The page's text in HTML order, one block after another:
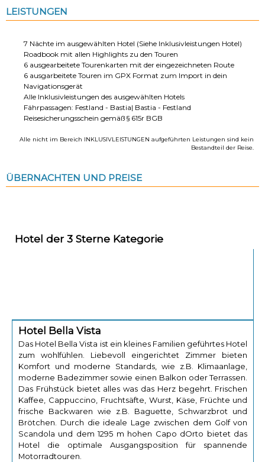
LEISTUNGEN
7 Nächte im ausgewählten Hotel (Siehe Inklusivleistungen Hotel)
Roadbook mit allen Highlights zu den Touren
6 ausgearbeitete Tourenkarten mit der eingezeichneten Route
6 ausgarbeitete Touren im GPX Format zum Import in dein
Navigationsgerät
Alle Inklusivleistungen des ausgewählten Hotels
Fährpassagen: Festland - Bastia| Bastia - Festland
Reisesicherungsschein gemäß § 615r BGB
Alle nicht im Bereich INKLUSIVLEISTUNGEN aufgeführten Leistungen sind kein
Bestandteil der Reise.
ÜBERNACHTEN UND PREISE
Hotel der 3 Sterne Kategorie
Hotel Bella Vista
Das Hotel Bella Vista ist ein kleines Familien geführtes Hotel
zum wohlfühlen. Liebevoll eingerichtet Zimmer bieten
Komfort und moderne Standards, wie z.B. Klimaanlage,
moderne Badezimmer sowie einen Balkon oder Terrassen.
Das Frühstück bietet alles was das Herz begehrt. Frischen
Kaffee, Cappuccino, Fruchtsäfte, Wurst, Käse, Früchte und
frische Backwaren wie z.B. Baguette, Schwarzbrot und
Brötchen. Durch die ideale Lage zwischen dem Golf von
Scandola und dem 1295 m hohen Capo dOrto bietet das
Hotel die optimale Ausgangsposition für spannende
Motorradtouren.